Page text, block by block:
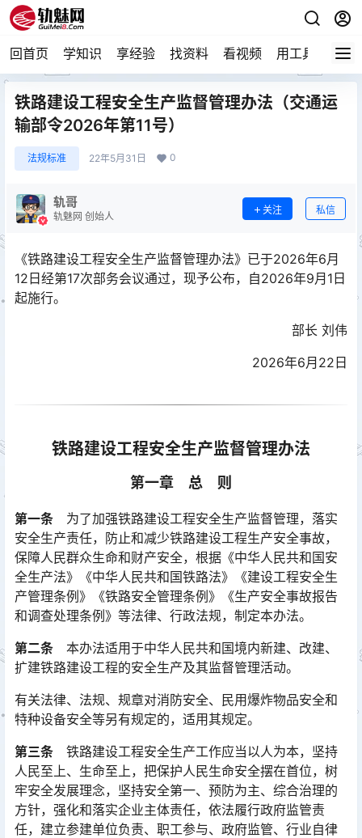
回首页 学知识 享经验 找资料 看视频 用工具 论技
铁路建设工程安全生产监督管理办法（交通运
输部令2026年第11号）
法规标准 22年5月31日 0
轨哥
轨魅网 创始人
关注 私信
《铁路建设工程安全生产监督管理办法》已于2026年6月
12日经第17次部务会议通过，现予公布，自2026年9月1日
起施行。
部长 刘伟
2026年6月22日
铁路建设工程安全生产监督管理办法
第一章 总 则
第一条 为了加强铁路建设工程安全生产监督管理，落实
安全生产责任，防止和减少铁路建设工程生产安全事故，
保障人民群众生命和财产安全，根据《中华人民共和国安
全生产法》《中华人民共和国铁路法》《建设工程安全生
产管理条例》《铁路安全管理条例》《生产安全事故报告
和调查处理条例》等法律、行政法规，制定本办法。󠅅󠅃󠄵󠅂󠄪󠇖󠆨󠆨󠇕󠆞󠆒󠅬󠇘󠆭󠆘󠇙󠆝󠅵󠇗󠆭󠆁󠄐󠇗󠅹󠅸󠇖󠆍󠅳󠇖󠅹󠅰󠇖󠆌󠅹
第二条 本办法适用于中华人民共和国境内新建、改建、
扩建铁路建设工程的安全生产及其监督管理活动。
有关法律、法规、规章对消防安全、民用爆炸物品安全和
特种设备安全等另有规定的，适用其规定。
第三条 铁路建设工程安全生产工作应当以人为本，坚持
人民至上、生命至上，把保护人民生命安全摆在首位，树
牢安全发展理念，坚持安全第一、预防为主、综合治理的
方针，强化和落实企业主体责任，依法履行政府监管责
任，建立参建单位负责、职工参与、政府监管、行业自律